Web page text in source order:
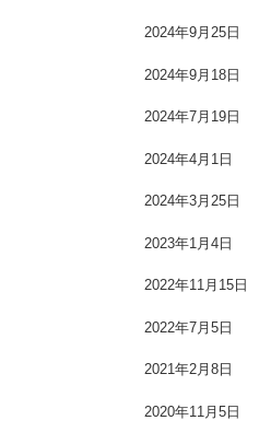
2024年9月25日
2024年9月18日
2024年7月19日
2024年4月1日
2024年3月25日
2023年1月4日
2022年11月15日
2022年7月5日
2021年2月8日
2020年11月5日